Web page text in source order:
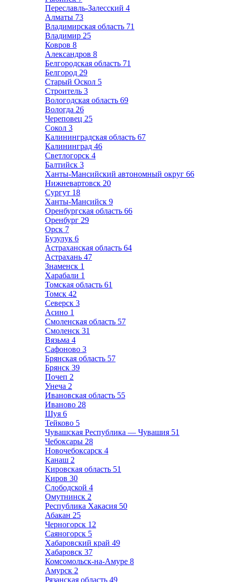
Переславль-Залесский 4
Алматы 73
Владимирская область 71
Владимир 25
Ковров 8
Александров 8
Белгородская область 71
Белгород 29
Старый Оскол 5
Строитель 3
Вологодская область 69
Вологда 26
Череповец 25
Сокол 3
Калининградская область 67
Калининград 46
Светлогорск 4
Балтийск 3
Ханты-Мансийский автономный округ 66
Нижневартовск 20
Сургут 18
Ханты-Мансийск 9
Оренбургская область 66
Оренбург 29
Орск 7
Бузулук 6
Астраханская область 64
Астрахань 47
Знаменск 1
Харабали 1
Томская область 61
Томск 42
Северск 3
Асино 1
Смоленская область 57
Смоленск 31
Вязьма 4
Сафоново 3
Брянская область 57
Брянск 39
Почеп 2
Унеча 2
Ивановская область 55
Иваново 28
Шуя 6
Тейково 5
Чувашская Республика — Чувашия 51
Чебоксары 28
Новочебоксарск 4
Канаш 2
Кировская область 51
Киров 30
Слободской 4
Омутнинск 2
Республика Хакасия 50
Абакан 25
Черногорск 12
Саяногорск 5
Хабаровский край 49
Хабаровск 37
Комсомольск-на-Амуре 8
Амурск 2
Рязанская область 49